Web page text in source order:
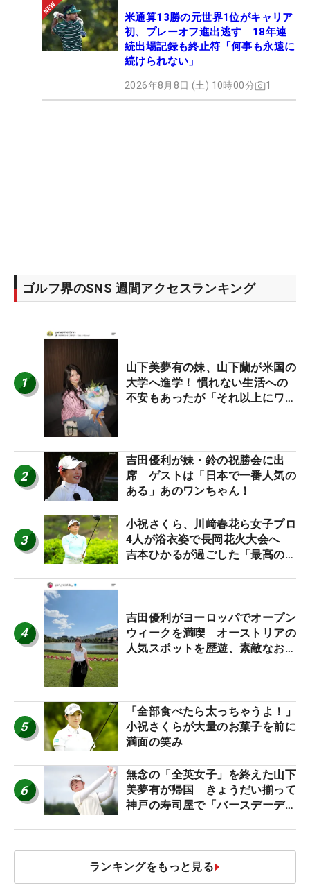
米通算13勝の元世界1位がキャリア
初、プレーオフ進出逃す 18年連
続出場記録も終止符「何事も永遠に
続けられない」
2026年8月8日 (土) 10時00分 1
ゴルフ界のSNS 週間アクセスランキング
1
山下美夢有の妹、山下蘭が米国の
大学へ進学！ 慣れない生活への
不安もあったが「それ以上にワク
2
吉田優利が妹・鈴の祝勝会に出
席 ゲストは「日本で一番人気の
ある」あのワンちゃん！
3
小祝さくら、川﨑春花ら女子プロ
4人が浴衣姿で長岡花火大会へ
吉本ひかるが過ごした「最高の夏
4
吉田優利がヨーロッパでオープン
ウィークを満喫 オーストリアの
人気スポットを歴遊、素敵なお土
5
「全部食べたら太っちゃうよ！」
小祝さくらが大量のお菓子を前に
満面の笑み
6
無念の「全英女子」を終えた山下
美夢有が帰国 きょうだい揃って
神戸の寿司屋で「バースデーディ
ランキングをもっと見る